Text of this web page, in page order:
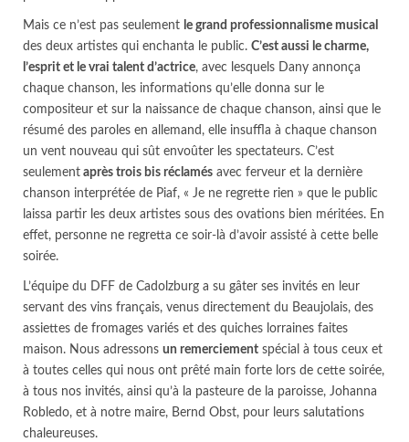
Mais ce n’est pas seulement le grand professionnalisme musical
des deux artistes qui enchanta le public. C’est aussi le charme,
l’esprit et le vrai talent d’actrice, avec lesquels Dany annonça
chaque chanson, les informations qu’elle donna sur le
compositeur et sur la naissance de chaque chanson, ainsi que le
résumé des paroles en allemand, elle insuffla à chaque chanson
un vent nouveau qui sût envoûter les spectateurs. C’est
seulement après trois bis réclamés avec ferveur et la dernière
chanson interprétée de Piaf, « Je ne regrette rien » que le public
laissa partir les deux artistes sous des ovations bien méritées. En
effet, personne ne regretta ce soir-là d’avoir assisté à cette belle
soirée.
L’équipe du DFF de Cadolzburg a su gâter ses invités en leur
servant des vins français, venus directement du Beaujolais, des
assiettes de fromages variés et des quiches lorraines faites
maison. Nous adressons un remerciement spécial à tous ceux et
à toutes celles qui nous ont prêté main forte lors de cette soirée,
à tous nos invités, ainsi qu’à la pasteure de la paroisse, Johanna
Robledo, et à notre maire, Bernd Obst, pour leurs salutations
chaleureuses.